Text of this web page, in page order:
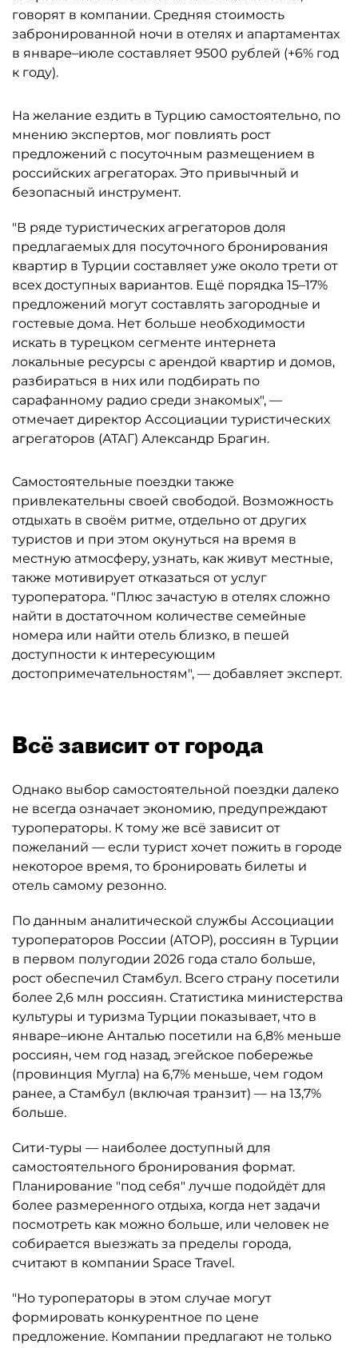
говорят в компании. Средняя стоимость
забронированной ночи в отелях и апартаментах
в январе–июле составляет 9500 рублей (+6% год
к году).
На желание ездить в Турцию самостоятельно, по
мнению экспертов, мог повлиять рост
предложений с посуточным размещением в
российских агрегаторах. Это привычный и
безопасный инструмент.
"В ряде туристических агрегаторов доля
предлагаемых для посуточного бронирования
квартир в Турции составляет уже около трети от
всех доступных вариантов. Ещё порядка 15–17%
предложений могут составлять загородные и
гостевые дома. Нет больше необходимости
искать в турецком сегменте интернета
локальные ресурсы с арендой квартир и домов,
разбираться в них или подбирать по
сарафанному радио среди знакомых", —
отмечает директор Ассоциации туристических
агрегаторов (АТАГ) Александр Брагин.
Самостоятельные поездки также
привлекательны своей свободой. Возможность
отдыхать в своём ритме, отдельно от других
туристов и при этом окунуться на время в
местную атмосферу, узнать, как живут местные,
также мотивирует отказаться от услуг
туроператора. "Плюс зачастую в отелях сложно
найти в достаточном количестве семейные
номера или найти отель близко, в пешей
доступности к интересующим
достопримечательностям", — добавляет эксперт.
Всё зависит от города
Однако выбор самостоятельной поездки далеко
не всегда означает экономию, предупреждают
туроператоры. К тому же всё зависит от
пожеланий — если турист хочет пожить в городе
некоторое время, то бронировать билеты и
отель самому резонно.
По данным аналитической службы Ассоциации
туроператоров России (АТОР), россиян в Турции
в первом полугодии 2026 года стало больше,
рост обеспечил Стамбул. Всего страну посетили
более 2,6 млн россиян. Статистика министерства
культуры и туризма Турции показывает, что в
январе–июне Анталью посетили на 6,8% меньше
россиян, чем год назад, эгейское побережье
(провинция Мугла) на 6,7% меньше, чем годом
ранее, а Стамбул (включая транзит) — на 13,7%
больше.
Сити-туры — наиболее доступный для
самостоятельного бронирования формат.
Планирование "под себя" лучше подойдёт для
более размеренного отдыха, когда нет задачи
посмотреть как можно больше, или человек не
собирается выезжать за пределы города,
считают в компании Space Travel.
"Но туроператоры в этом случае могут
формировать конкурентное по цене
предложение. Компании предлагают не только